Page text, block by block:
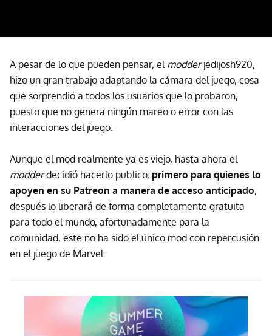
A pesar de lo que pueden pensar, el modderjedijosh920,
hizo un gran trabajo adaptando la cámara del juego, cosa
que sorprendió a todos los usuarios que lo probaron,
puesto que no genera ningún mareo o error con las
interacciones del juego.
Aunque el mod realmente ya es viejo, hasta ahora el
modderdecidió hacerlo publico, primero para quienes lo
apoyen en su Patreon a manera de acceso anticipado,
después lo liberará de forma completamente gratuita
para todo el mundo, afortunadamente para la
comunidad, este no ha sido el único mod con repercusión
en el juego de Marvel.